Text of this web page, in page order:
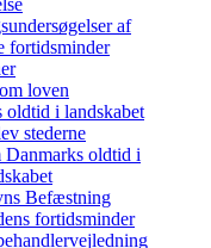
af
fortidsminder
loven
oldtid i landskabet
stederne
Danmarks oldtid i
Befæstning
fortidsminder